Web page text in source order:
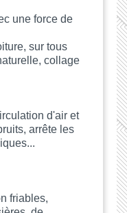
une force de
sur tous
collage
d'air et
arrête les
friables,